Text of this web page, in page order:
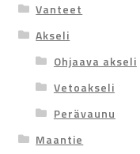
Vanteet
Akseli
Ohjaava akseli
Vetoakseli
Perävaunu
Maantie